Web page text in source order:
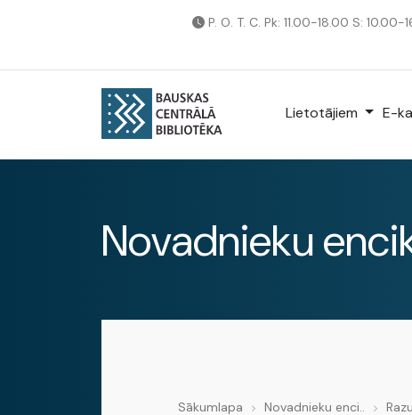
P. O. T. C. Pk: 11.00-18.00 S: 10.00-
Lietotājiem E-
Novadnieku
Sākumlapa Novadnieku enci..